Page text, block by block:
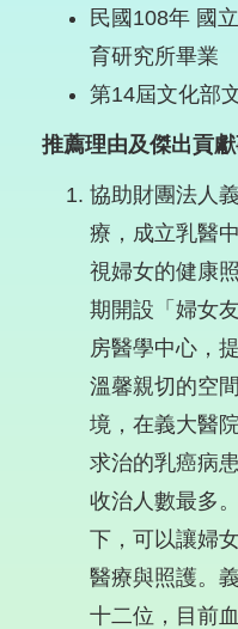
民國108年 國
育研究所畢業
第14屆文化部
推薦理由及傑出貢
協助財團法人
療，成立乳醫
視婦女的健康
期開設「婦女
房醫學中心，
溫馨親切的空
境，在義大醫
求治的乳癌病
收治人數最多
下，可以讓婦
醫療與照護。
十二位，目前